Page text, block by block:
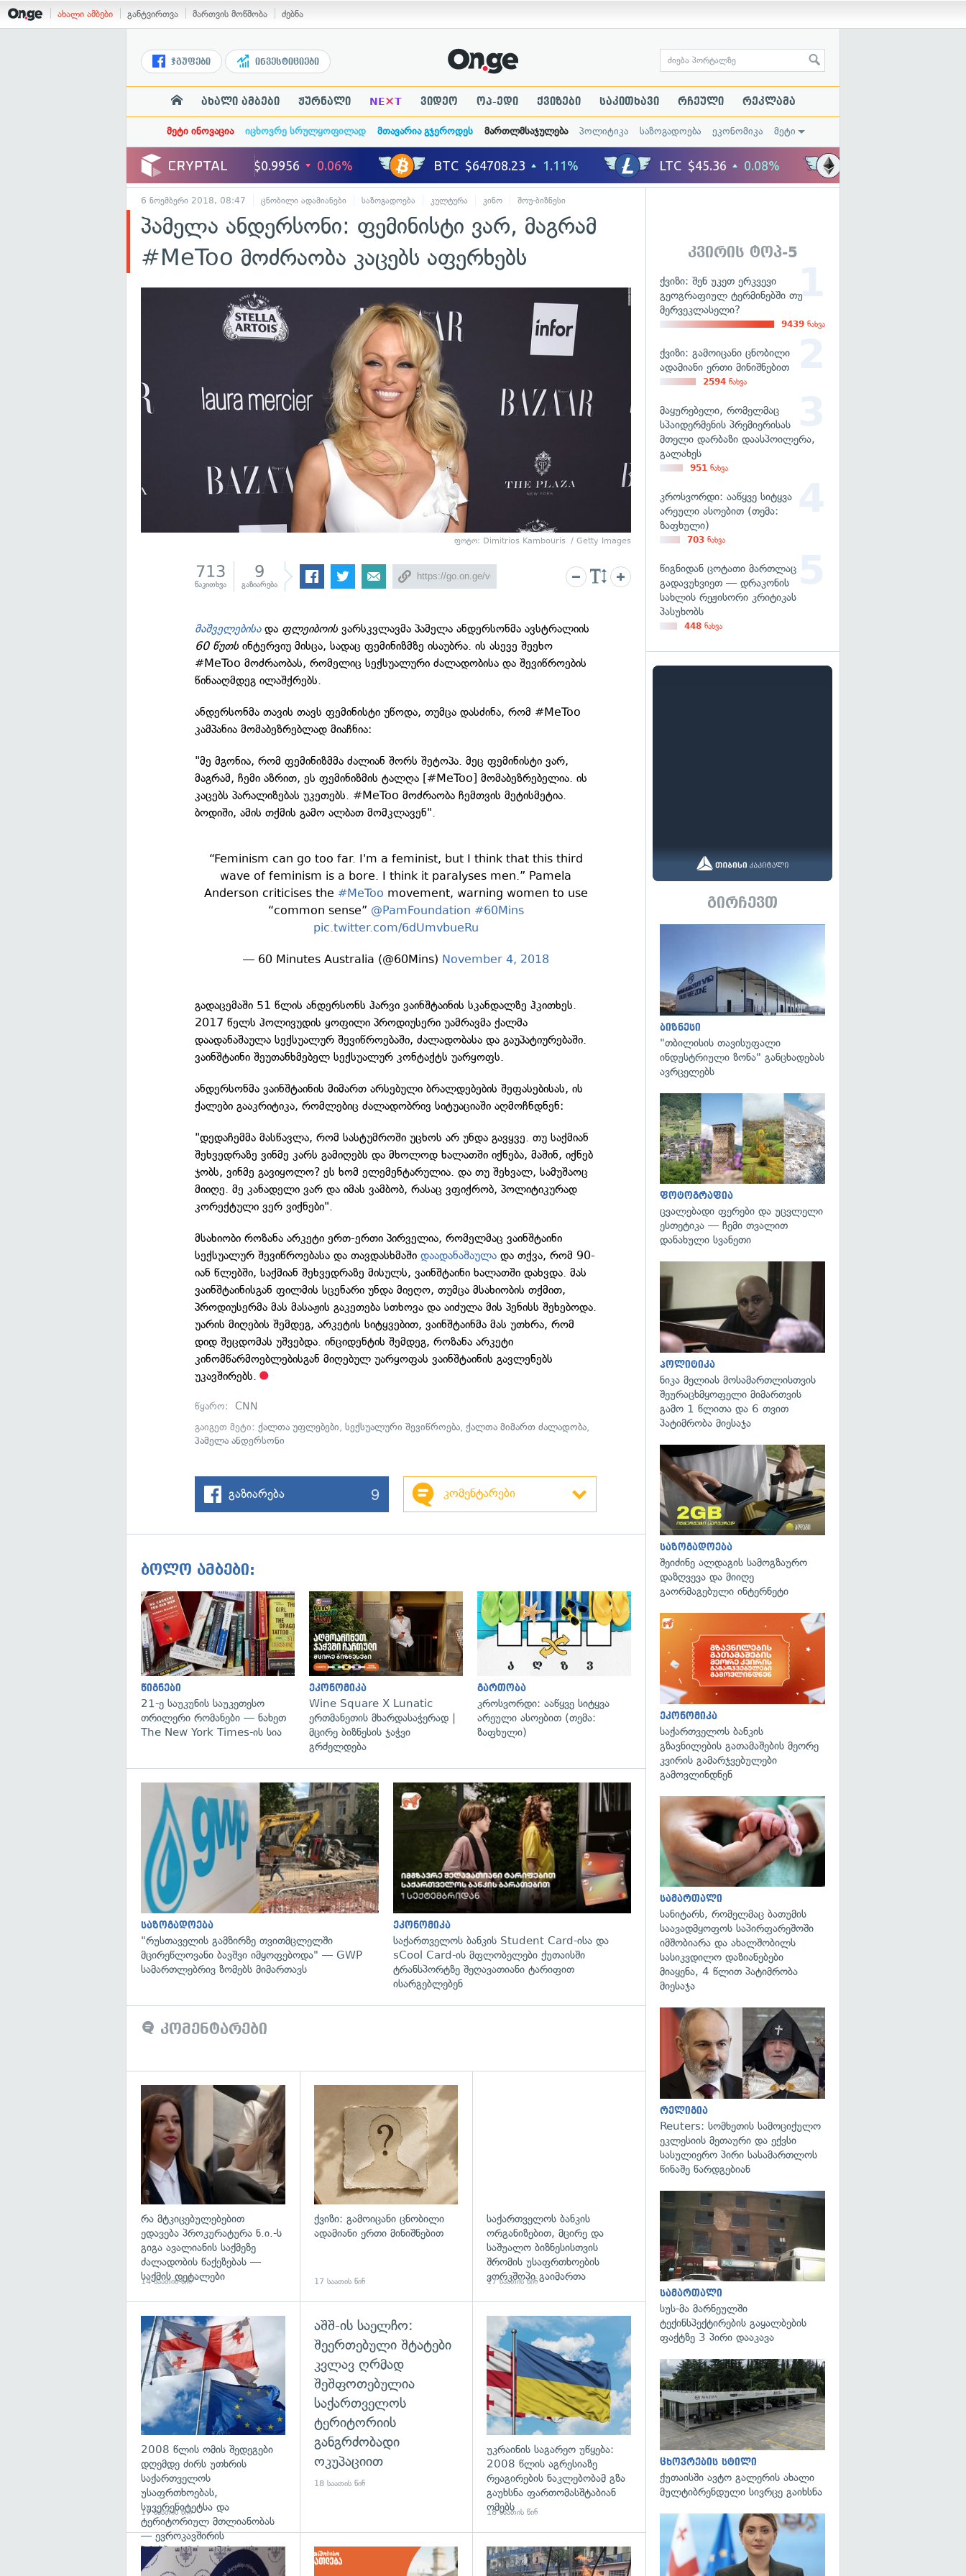
ახალი ამბები განტვირთვა მართვის მოწმობა ძებნა
ჯგუფები ინვესტიციები
ახალი ამბები ჟურნალი NE×T ვიდეო ოპ-ედი ქვიზები საკითხავი რჩეული რეკლამა
მეტი ინოვაცია იცხოვრე სრულყოფილად მთავარია გჯეროდეს მართლმსაჯულება პოლიტიკა საზოგადოება ეკონომიკა მეტი
6 ნოემბერი 2018, 08:47 ცნობილი ადამიანები საზოგადოება კულტურა კინო შოუ-ბიზნესი
პამელა ანდერსონი: ფემინისტი ვარ, მაგრამ
#MeToo მოძრაობა კაცებს აფერხებს
ფოტო: Dimitrios Kambouris / Getty Images
713
წაკითხვა
9
გაზიარება
მაშველებისა და ფლეიბოისვარსკვლავმა პამელა ანდერსონმა ავსტრალიის
60 წუთსინტერვიუ მისცა, სადაც ფემინიზმზე ისაუბრა. ის ასევე შეეხო
#MeToo მოძრაობას, რომელიც სექსუალური ძალადობისა და შევიწროების
წინააღმდეგ ილაშქრებს.
ანდერსონმა თავის თავს ფემინისტი უწოდა, თუმცა დასძინა, რომ #MeToo
კამპანია მომაბეზრებლად მიაჩნია:
"მე მგონია, რომ ფემინიზმმა ძალიან შორს შეტოპა. მეც ფემინისტი ვარ,
მაგრამ, ჩემი აზრით, ეს ფემინიზმის ტალღა [#MeToo] მომაბეზრებელია. ის
კაცებს პარალიზებას უკეთებს. #MeToo მოძრაობა ჩემთვის მეტისმეტია.
ბოდიში, ამის თქმის გამო ალბათ მომკლავენ".
“Feminism can go too far. I'm a feminist, but I think that this third
wave of feminism is a bore. I think it paralyses men.” Pamela
Anderson criticises the #MeToo movement, warning women to use
“common sense” @PamFoundation #60Mins
pic.twitter.com/6dUmvbueRu
— 60 Minutes Australia (@60Mins) November 4, 2018
გადაცემაში 51 წლის ანდერსონს ჰარვი ვაინშტაინის სკანდალზე ჰკითხეს.
2017 წელს ჰოლივუდის ყოფილი პროდიუსერი უამრავმა ქალმა
დაადანაშაულა სექსუალურ შევიწროებაში, ძალადობასა და გაუპატიურებაში.
ვაინშტაინი შეუთანხმებელ სექსუალურ კონტაქტს უარყოფს.
ანდერსონმა ვაინშტაინის მიმართ არსებული ბრალდებების შეფასებისას, ის
ქალები გააკრიტიკა, რომლებიც ძალადობრივ სიტუაციაში აღმოჩნდნენ:
"დედაჩემმა მასწავლა, რომ სასტუმროში უცხოს არ უნდა გავყვე. თუ საქმიან
შეხვედრაზე ვინმე კარს გამიღებს და მხოლოდ ხალათში იქნება, მაშინ, იქნებ
ჯობს, ვინმე გავიყოლო? ეს ხომ ელემენტარულია. და თუ შეხვალ, სამუშაოც
მიიღე. მე კანადელი ვარ და იმას ვამბობ, რასაც ვფიქრობ, პოლიტიკურად
კორექტული ვერ ვიქნები".
მსახიობი როზანა არკეტი ერთ-ერთი პირველია, რომელმაც ვაინშტაინი
სექსუალურ შევიწროებასა და თავდასხმაშიდაადანაშაულა და თქვა, რომ 90-
იან წლებში, საქმიან შეხვედრაზე მისულს, ვაინშტაინი ხალათში დახვდა. მას
ვაინშტაინისგან ფილმის სცენარი უნდა მიეღო, თუმცა მსახიობის თქმით,
პროდიუსერმა მას მასაჟის გაკეთება სთხოვა და აიძულა მის პენისს შეხებოდა.
უარის მიღების შემდეგ, არკეტის სიტყვებით, ვაინშტაინმა მას უთხრა, რომ
დიდ შეცდომას უშვებდა. ინციდენტის შემდეგ, როზანა არკეტი
კინომწარმოებლებისგან მიღებულ უარყოფას ვაინშტაინის გავლენებს
უკავშირებს.
წყარო:CNN
გაიგეთ მეტი:ქალთა უფლებები,სექსუალური შევიწროება,ქალთა მიმართ ძალადობა,
პამელა ანდერსონი
გაზიარება 9 კომენტარები
ბოლო ამბები:
გადახედვა
წიგნები
21-ე საუკუნის საუკეთესო
თრილერი რომანები — ნახეთ
The New York Times-ის სია
ეკონომიკა
Wine Square X Lunatic
ერთმანეთის მხარდასაჭერად |
მცირე ბიზნესის ჯაჭვი
გრძელდება
გართობა
კროსვორდი: ააწყვე სიტყვა
არეული ასოებით (თემა:
ზაფხული)
გადახედვა
საზოგადოება
"რუსთაველის გამზირზე თვითმცლელში
მცირეწლოვანი ბავშვი იმყოფებოდა" — GWP
სამართლებრივ ზომებს მიმართავს
ეკონომიკა
საქართველოს ბანკის Student Card-ისა და
sCool Card-ის მფლობელები ქუთაისში
ტრანსპორტზე შეღავათიანი ტარიფით
ისარგებლებენ
კომენტარები
რა მტკიცებულებებით
ედავება პროკურატურა ნ.ი.-ს
გიგა ავალიანის საქმეზე
ძალადობის წაქეზებას —
საქმის დეტალები
14 საათის წინ
ქვიზი: გამოიცანი ცნობილი
ადამიანი ერთი მინიშნებით
17 საათის წინ
საქართველოს ბანკის
ორგანიზებით, მცირე და
საშუალო ბიზნესისთვის
შრომის უსაფრთხოების
ვორკშოპი გაიმართა
17 საათის წინ
გადახედვა
2008 წლის ომის შედეგები
დღემდე ძირს უთხრის
საქართველოს
უსაფრთხოებას,
სუვერენიტეტსა და
ტერიტორიულ მთლიანობას
— ევროკავშირის
პრესპიკერის განცხადება
17 საათის წინ
აშშ-ის საელჩო:
შეერთებული შტატები
კვლავ ღრმად
შეშფოთებულია
საქართველოს
ტერიტორიის
განგრძობადი
ოკუპაციით
18 საათის წინ
გადახედვა
უკრაინის საგარეო უწყება:
2008 წლის აგრესიაზე
რეაგირების ნაკლებობამ გზა
გაუხსნა ფართომასშტაბიან
ომებს
18 საათის წინ
გადახედვა გადახედვა
კვირის ტოპ-5
ქვიზი: შენ უკეთ ერკვევი
გეოგრაფიულ ტერმინებში თუ
მერვეკლასელი?
9439 ნახვა
ქვიზი: გამოიცანი ცნობილი
ადამიანი ერთი მინიშნებით
2594 ნახვა
მაყურებელი, რომელმაც
სპაიდერმენის პრემიერისას
მთელი დარბაზი დაასპოილერა,
გალახეს
951 ნახვა
კროსვორდი: ააწყვე სიტყვა
არეული ასოებით (თემა:
ზაფხული)
703 ნახვა
წიგნიდან ცოტათი მართლაც
გადავუხვიეთ — დრაკონის
სახლის რეჟისორი კრიტიკას
პასუხობს
448 ნახვა
გირჩევთ
ბიზნესი
"თბილისის თავისუფალი
ინდუსტრიული ზონა" განცხადებას
ავრცელებს
ფოტოგრაფია
ცვალებადი ფერები და უცვლელი
ესთეტიკა — ჩემი თვალით
დანახული სვანეთი
პოლიტიკა
ნიკა მელიას მოსამართლისთვის
შეურაცხმყოფელი მიმართვის
გამო 1 წლითა და 6 თვით
პატიმრობა მიესაჯა
საზოგადოება
შეიძინე ალდაგის სამოგზაურო
დაზღვევა და მიიღე
გაორმაგებული ინტერნეტი
ეკონომიკა
საქართველოს ბანკის
გზავნილების გათამაშების მეორე
კვირის გამარჯვებულები
გამოვლინდნენ
სამართალი
სანიტარს, რომელმაც ბათუმის
საავადმყოფოს საპირფარეშოში
იმშობიარა და ახალშობილს
სასიკვდილო დაზიანებები
მიაყენა, 4 წლით პატიმრობა
მიესაჯა
რელიგია
Reuters: სომხეთის სამოციქულო
ეკლესიის მეთაური და ექვსი
სასულიერო პირი სასამართლოს
წინაშე წარდგებიან
სამართალი
სუს-მა მარნეულში
ტექინსპექტირების გაყალბების
ფაქტზე 3 პირი დააკავა
ცხოვრების სტილი
ქუთაისში ავტო გალერის ახალი
მულტიბრენდული სივრცე გაიხსნა